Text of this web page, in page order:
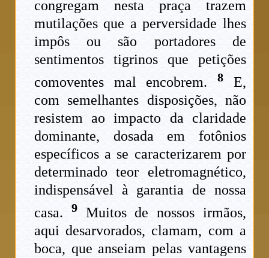
congregam nesta praça trazem
mutilações que a perversidade lhes
impôs ou são portadores de
sentimentos tigrinos que petições
comoventes mal encobrem.8 E,
com semelhantes disposições, não
resistem ao impacto da claridade
dominante, dosada em fotônios
específicos a se caracterizarem por
determinado teor eletromagnético,
indispensável à garantia de nossa
casa.
9Muitos de nossos irmãos,
aqui desarvorados, clamam, com a
boca, que anseiam pelas vantagens